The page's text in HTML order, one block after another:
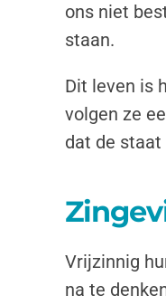
ons niet
staan.
Dit leven is
volgen ze
dat de
Vrijzinnig
na te